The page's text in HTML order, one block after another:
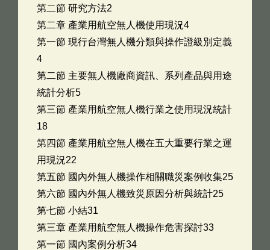
第二節 研究方法2
第二章 產業用航空無人機使用現況4
第一節 現行台灣無人機分類與操作證級別定義
4
第二節 主要無人機廠商資訊、系列產品與用途
統計分析5
第三節 產業用航空無人機行業之使用現況統計
18
第四節 產業用航空無人機在五大重要行業之運
用現況22
第五節 國內外無人機操作相關職災案例收集25
第六節 國內外無人機致災原因分析與統計25
第七節 小結31
第三章 產業用航空無人機操作危害探討33
第一節 國內案例分析34